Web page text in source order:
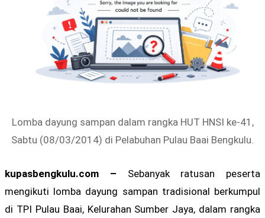
Lomba dayung sampan dalam rangka HUT HNSI ke-41,
Sabtu (08/03/2014) di Pelabuhan Pulau Baai Bengkulu.
kupasbengkulu.com – Sebanyak ratusan peserta
mengikuti lomba dayung sampan tradisional berkumpul
di TPI Pulau Baai, Kelurahan Sumber Jaya, dalam rangka